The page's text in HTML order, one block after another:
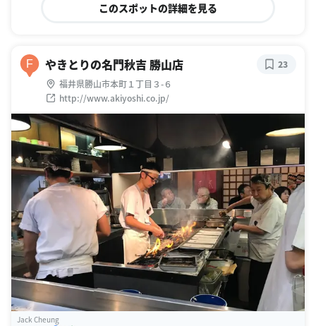
このスポットの詳細を見る
F やきとりの名門秋吉 勝山店
福井県勝山市本町１丁目３-６
http://www.akiyoshi.co.jp/
23
Jack Cheung